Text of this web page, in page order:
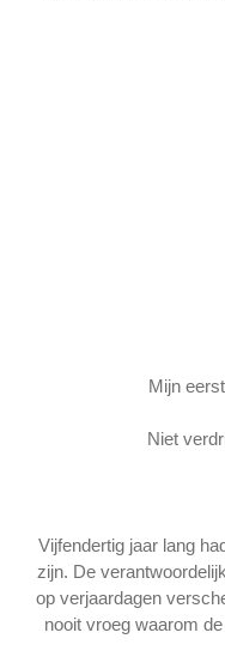
Mijn
Niet
Vijfendertig jaar lang
zijn. De
op verjaardagen
nooit vroeg waarom